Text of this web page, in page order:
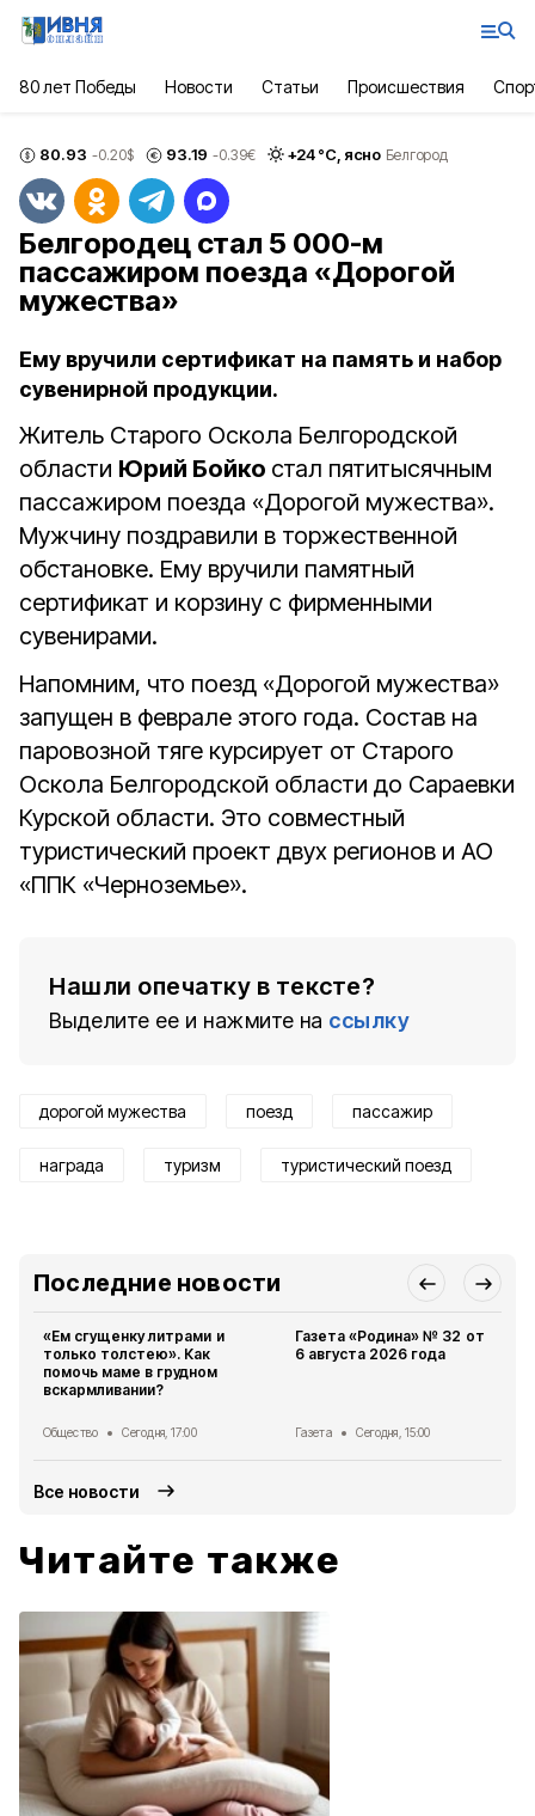
80 лет Победы Новости Статьи Происшествия
80.93 -0.20$ 93.19 -0.39€ +24°С, ясно Белгород
Белгородец стал 5 000-м
пассажиром поезда «Дорогой
мужества»
Ему вручили сертификат на память и набор
сувенирной продукции.
Житель Старого Оскола Белгородской
области Юрий Бойко стал пятитысячным
пассажиром поезда «Дорогой мужества».
Мужчину поздравили в торжественной
обстановке. Ему вручили памятный
сертификат и корзину с фирменными
сувенирами.
Напомним, что поезд «Дорогой мужества»
запущен в феврале этого года. Состав на
паровозной тяге курсирует от Старого
Оскола Белгородской области до Сараевки
Курской области. Это совместный
туристический проект двух регионов и АО
«ППК «Черноземье».
Нашли опечатку в тексте?
Выделите ее и нажмите на ссылку
дорогой мужества поезд пассажир
награда туризм туристический поезд
Последние новости
«Ем сгущенку литрами и
только толстею». Как
помочь маме в грудном
вскармливании?
Общество Сегодня, 17:00
Газета «Родина» № 32 от
6 августа 2026 года
Газета Сегодня, 15:00
Все новости
Читайте также